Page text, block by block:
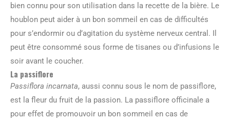
bien connu pour son utilisation dans la recette de la bière. Le
houblon peut aider à un bon sommeil en cas de difficultés
pour s’endormir ou d’agitation du système nerveux central. Il
peut être consommé sous forme de tisanes ou d’infusions le
soir avant le coucher.
La passiflore
Passiflora incarnata, aussi connu sous le nom de passiflore,
est la fleur du fruit de la passion. La passiflore officinale a
pour effet de promouvoir un bon sommeil en cas de